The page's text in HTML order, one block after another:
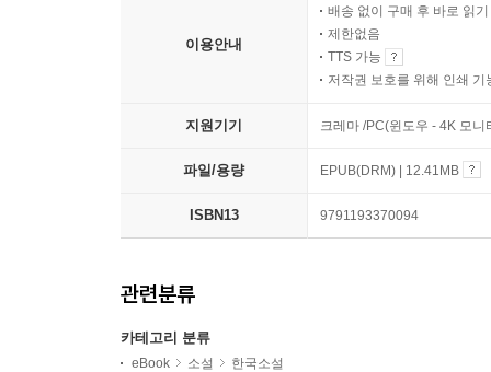
이용안내
배송 없이 구매 후 바로 읽기
제한없음
TTS 가능
저작권 보호를 위해 인쇄 기
지원기기 크레마 /PC(윈도우 - 4K 모
파일/용량 EPUB(DRM) | 12.41MB
ISBN13 9791193370094
관련분류
카테고리 분류
eBook 소설 한국소설